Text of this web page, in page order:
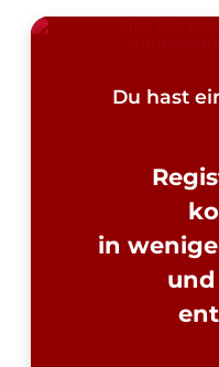
Du hast
in
und